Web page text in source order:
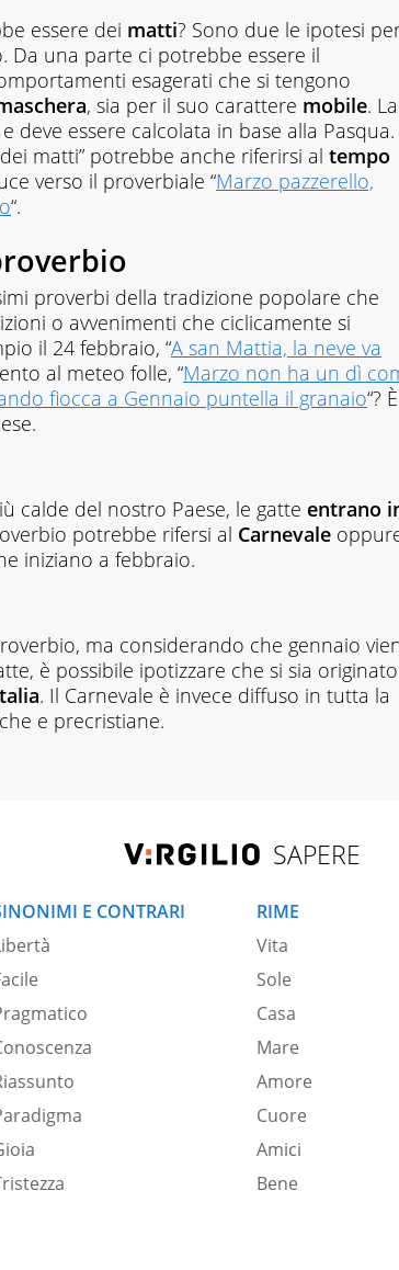
essere dei matti? Sono due le ipotesi
Da una parte ci potrebbe essere il
esagerati che si tengono
, sia per il suo carattere mobile. La
deve essere calcolata in base alla Pasqua.
matti” potrebbe anche riferirsi al tempo
verso il proverbiale “Marzo pazzerello,
“.
proverbi della tradizione popolare che
o avvenimenti che ciclicamente si
il 24 febbraio, “A san Mattia, la neve va
al meteo folle, “Marzo non ha un dì
fiocca a Gennaio puntella il granaio“? È
calde del nostro Paese, le gatte entrano
potrebbe rifersi al Carnevale
iniziano a febbraio.
ma considerando che gennaio
è possibile ipotizzare che si sia originato
. Il Carnevale è invece diffuso in tutta la
e precristiane.
SAPERE
E CONTRARI
RIME
Vita
Sole
Casa
Mare
Amore
Cuore
Amici
Bene